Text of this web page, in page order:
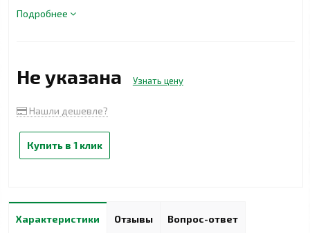
Подробнее
Не указана Узнать цену
Нашли дешевле?
Купить в 1 клик
Характеристики Отзывы Вопрос-ответ